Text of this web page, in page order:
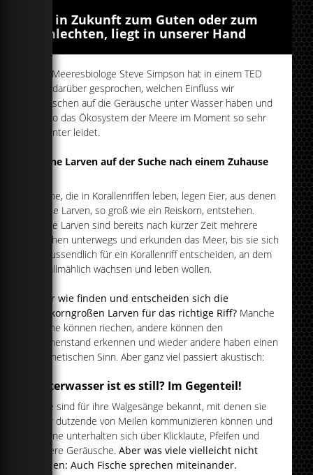
Ob in Zukunft zum Guten oder zum
Schlechten, liegt in unserer Hand
Der Meeresbiologe Steve Simpson hat in einem TED
Talk darüber gesprochen, welchen Einfluss wir
Menschen auf die Geräusche unter Wasser haben und
wieso das Ökosystem der Meere im Moment so sehr
darunter leidet.
Kleine Larven auf der Suche nach einem Zuhause
Fische, die in Korallenriffen leben, legen Eier, aus denen
kleine Larven, so groß wie ein Reiskorn, entstehen.
Diese Larven sind bereits nach kurzer Zeit mehrere
Wochen unterwegs und erkunden das Meer, bis sie sich
schlussendlich für ein Korallenriff entscheiden, an dem
sie allmählich wachsen und leben wollen.
Aber wie finden und entscheiden sich die
reiskorngroßen Larven für das richtige Riff? Manche
Fische können riechen, andere können den
Sonnenstand erkennen und wieder andere haben einen
magnetischen Sinn. Aber ganz viel passiert akustisch:
Unterwasser ist es still? Im Gegenteil!
Wale sind für ihre Walgesänge bekannt, mit denen sie
über dutzende von Meilen kommunizieren können und
Delfine unterhalten sich über Klicklaute, Pfeifen und
andere Geräusche.Aber was viele vielleicht nicht
wissen: Auch Fische sprechen miteinander.